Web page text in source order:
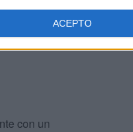
ACEPTO
que el
electrónico
con un